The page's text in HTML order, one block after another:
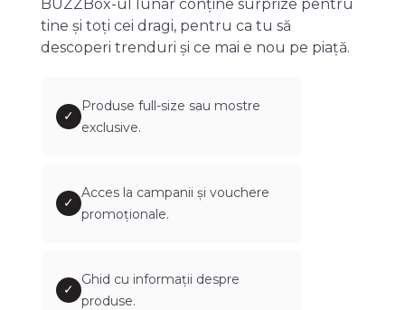
BUZZBox-ul lunar conține surprize pentru
tine și toți cei dragi, pentru ca tu să
descoperi trenduri și ce mai e nou pe piață.
✓
Produse full-size sau mostre
exclusive.
✓
Acces la campanii și vouchere
promoționale.
✓
Ghid cu informații despre
produse.